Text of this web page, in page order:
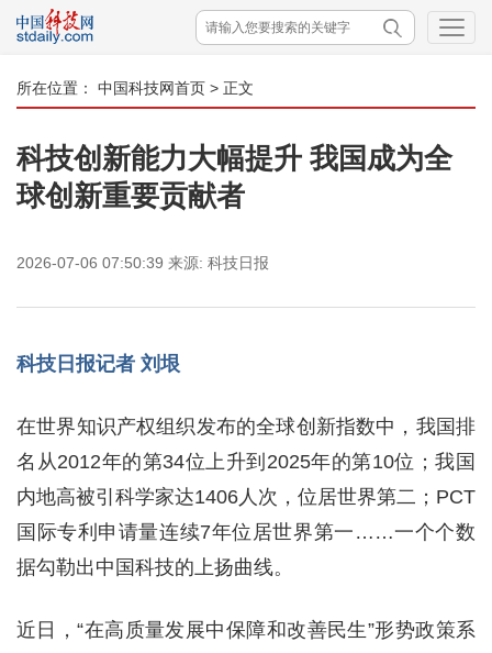
所在位置： 中国科技网首页 > 正文
科技创新能力大幅提升 我国成为全
球创新重要贡献者
2026-07-06 07:50:39 来源: 科技日报
科技日报记者 刘垠
在世界知识产权组织发布的全球创新指数中，我国排
名从2012年的第34位上升到2025年的第10位；我国
内地高被引科学家达1406人次，位居世界第二；PCT
国际专利申请量连续7年位居世界第一……一个个数
据勾勒出中国科技的上扬曲线。
近日，“在高质量发展中保障和改善民生”形势政策系